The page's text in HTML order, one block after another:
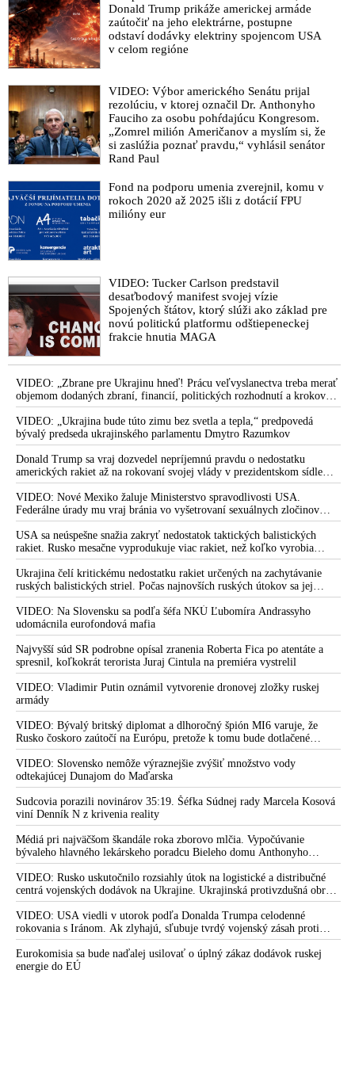
pedofilnej siete na demokratov a dodal, že „tento najnovší
podvod sa obráti proti demokratom rovnako ako všetky
ostatné!“
Snemovňa reprezentantov USA aj Senát schválili návrh
zverejniť spisy týkajúce sa vyšetrovania organizátora pedofilnej
siete Jeffreyho Epsteina
Bývalý prezident Harvardu a exminister financií v Clintonovej
vláde - Larry Summers sa „hlboko hanbí“ za kontakty a
komunikáciu s organizátorom globálnej pedofilnej siete
Jeffreym Epsteinom. Zároveň oznámil, že sa stiahne z
verejných aktivít
Epsteinove súkromné lietadlá pristáli aj na Slovensku. Miroslav
Lajčák ako minister zahraničia písal Jeffreymu Epsteinovi, že
masáž bola najlepšia časťou jeho výletu v Spojených
demisiou zúčastnil aj s manželkou
Donald Trump otočil a podporil hlasovanie o zverejnení spisov
týkajúcich sa organizátora pedofilnej siete Jeffreyho Epsteina.
„Nemáme čo skrývať,“ vyhlásil prezident USA
Donald Trump v primárkach do Kongresu nepodporí svoju
republikánsku podporovateľku Marjorie Taylor Greeneovú,
ktorá požaduje zverejnenie všetkých dokumentov súvisiacich s
kauzou Jeffreyho Epsteina, kritizovala prezidentovo
rozhodnutie zaútočiť na Irán a vojenské ťaženie Izraela v
Pásme Gazy nazvala genocídou. Šéf Bieleho domu ju označil
za „zradkyňu“ republikánov. Rovnakým spôsobom zaútočil aj
na libertariánskeho republikánskeho kongresmana Thomasa
Massieho, ktorý prehovoril o negatívnom vplyve nátlakovej
skupiny AIPAC na tvorbu americkej politiky v prospech štátu
Izrael
Donald Trump chce nechať vyšetrovať napojenie exprezidenta
Billa Clintona, americkej banky JPMorgan Chase, bývalého
prezidenta Harvardovej univerzity Larryho Summersa a
ďalších osôb na organizátora pedofilnej siete Jeffreyho
Epsteina
Exminister zahraničia Miroslav Lajčák komentoval svoju
komunikáciu s organizátorom pedofilnej siete Jeffreym
Epsteinom: „Počas pobytu v New Yorku mi boli predstavené
desiatky vplyvných ľudí. Ako diplomat som rokoval s
rozličnými ľuďmi, niektorí boli vo svojej dobe plne
akceptovaní a neskôr boli súdení napríklad za vojnové zločiny“
VIDEO: Jeffrey Epstein v roku 2018 po vražde Jána Kuciaka
písal bývalému Trumpovmu poradcovi Steveovi Bannonovi, že
pád Ficovej vlády je hotová vec. Andrej Danko potvrdil, že
ako predseda parlamentu mal informácie, že jeho „Lolita
Express“ pristál v tom období aj na Slovensku. Dodal, že
niektoré závažné spravodajské informácie si však zoberie do
to takíto ľudia môžu dopredu vedieť
VIDEO: Jeffrey Epstein si mal prostredníctvom e-mailu
dopisovať s Miroslavom Lajčákom, v čase keď ten pôsobil na
čele slovenského ministerstva zahraničia
Americká kongresmanka Marjorie Taylor Greeneová tvrdí, že
„mocní ľudia“ sa ju snažia umlčať kvôli jej obnovenému úsiliu
o zverejnenie spisov týkajúcich sa organizátora globálnej
pedofilnej siete Jeffreyho Epsteina
Donald Trump prikáže americkej armáde
zaútočiť na jeho elektrárne, postupne
odstaví dodávky elektriny spojencom USA
v celom regióne
VIDEO: Výbor amerického Senátu prijal
rezolúciu, v ktorej označil Dr. Anthonyho
Fauciho za osobu pohŕdajúcu Kongresom.
„Zomrel milión Američanov a myslím si, že
si zaslúžia poznať pravdu,“ vyhlásil senátor
Rand Paul
Fond na podporu umenia zverejnil, komu v
rokoch 2020 až 2025 išli z dotácií FPU
milióny eur
VIDEO: Tucker Carlson predstavil
desaťbodový manifest svojej vízie
Spojených štátov, ktorý slúži ako základ pre
novú politickú platformu odštiepeneckej
frakcie hnutia MAGA
VIDEO: „Zbrane pre Ukrajinu hneď! Prácu veľvyslanectva treba merať
objemom dodaných zbraní, financií, politických rozhodnutí a krokov
tlaku na nepriateľa,“ povedal Volodymyr Zelenskyj zhromaždeným
ukrajinským diplomatom v Kyjeve. Donald Trump mu potom odkázal,
že USA Ukrajine nedodajú protiraketové systémy Patriot
VIDEO: „Ukrajina bude túto zimu bez svetla a tepla,“ predpovedá
bývalý predseda ukrajinského parlamentu Dmytro Razumkov
Donald Trump sa vraj dozvedel nepríjemnú pravdu o nedostatku
amerických rakiet až na rokovaní svojej vlády v prezidentskom sídle
Camp David v Marylande, a preto musel odložiť plánované útoky na
Irán. Prezident USA sa pre to údajne pohádal so šéfom Pentagónu, lebo
bol presvedčený o opaku
VIDEO: Nové Mexiko žaluje Ministerstvo spravodlivosti USA.
Federálne úrady mu vraj bránia vo vyšetrovaní sexuálnych zločinov
organizátora pedofilnej siete Jeffreyho Epsteina. Ten mal nariadiť, aby
dve dievčatá zo zahraničia, ktoré boli uškrtené počas drsného
fetišistického sexu, pochovali v blízkosti jeho ranča v tomto americkom
štáte
USA sa neúspešne snažia zakryť nedostatok taktických balistických
rakiet. Rusko mesačne vyprodukuje viac rakiet, než koľko vyrobia
všetci producenti systémov Patriot dohromady
Ukrajina čelí kritickému nedostatku rakiet určených na zachytávanie
ruských balistických striel. Počas najnovších ruských útokov sa jej
nepodarilo zostreliť ani jednu. Volodymyr Zelenskyj sa v zúfalstve snaží
prostredníctvom NATO zabezpečiť ich dodávky
VIDEO: Na Slovensku sa podľa šéfa NKÚ Ľubomíra Andrassyho
udomácnila eurofondová mafia
Najvyšší súd SR podrobne opísal zranenia Roberta Fica po atentáte a
spresnil, koľkokrát terorista Juraj Cintula na premiéra vystrelil
VIDEO: Vladimir Putin oznámil vytvorenie dronovej zložky ruskej
armády
VIDEO: Bývalý britský diplomat a dlhoročný špión MI6 varuje, že
Rusko čoskoro zaútočí na Európu, pretože k tomu bude dotlačené
rovnako, ako bolo dotlačené k invázii na Ukrajinu v roku 2022.
Zelenskyj medzitým v Kyjeve naliehal na zhromaždených diplomatov,
aby vo svete zháňali energie pre Ukrajinu na zimu. Putin vraj bude
mobilizovať a vojna sa do zimy pravdepodobne neskončí
VIDEO: Slovensko nemôže výraznejšie zvýšiť množstvo vody
odtekajúcej Dunajom do Maďarska
Sudcovia porazili novinárov 35:19. Šéfka Súdnej rady Marcela Kosová
viní Denník N z krivenia reality
Médiá pri najväčšom škandále roka zborovo mlčia. Vypočúvanie
bývaleho hlavného lekárskeho poradcu Bieleho domu Anthonyho
Fauciho pred výborom amerického Senátu väčšina médií ignorovala
VIDEO: Rusko uskutočnilo rozsiahly útok na logistické a distribučné
centrá vojenských dodávok na Ukrajine. Ukrajinská protivzdušná obrana
nedokázala počas ničivého nočného útoku na Kyjev a jeho okolie
zachytiť ani jednu ruskú raketu
VIDEO: USA viedli v utorok podľa Donalda Trumpa celodenné
rokovania s Iránom. Ak zlyhajú, sľubuje tvrdý vojenský zásah proti
Teheránu
Eurokomisia sa bude naďalej usilovať o úplný zákaz dodávok ruskej
energie do EÚ